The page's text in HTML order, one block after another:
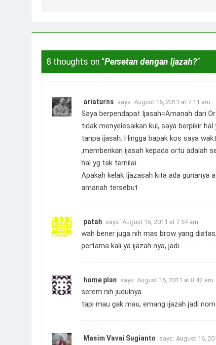
8 thoughts on “Persetan dengan Ijazah?”
ariaturns says: August 16, 2011 at 7:11 am
Saya berpendapat Ijasah=Amanah dari
tidak menyelesaikan kul, saya berpikir
tanpa ijasah. Hingga bapak kos saya
,memberikan ijasah kepada ortu adalah
hal yg tak ternilai..
Apakah kelak Ijazasah kita ada
amanah tersebut
patah says: August 16, 2011 at 7:54 am
wah bener juga nih mas brow yang
pertama kali ya ijazah nya, jadi
home plan says: August 16, 2011 at 8:42 am
serem nih judulnya.
tapi mau gak mau, emang ijazah jadi
Masim Vavai Sugianto says: August 16,